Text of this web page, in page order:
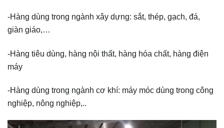
-Hàng dùng trong ngành xây dựng: sắt, thép, gạch, đá,
giàn giáo,…
-Hàng tiêu dùng, hàng nội thất, hàng hóa chất, hàng điện
máy
-Hàng dùng trong ngành cơ khí: máy móc dùng trong công
nghiệp, nông nghiệp,..